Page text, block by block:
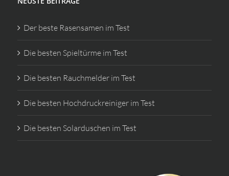
Der beste Rasensamen im Test
Die besten Spieltürme im Test
Die besten Rauchmelder im Test
Die besten Hochdruckreiniger im Test
Die besten Solarduschen im Test